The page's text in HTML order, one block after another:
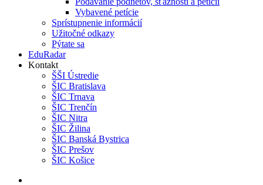
Vybavené petície
Sprístupnenie informácií
Užitočné odkazy
Pýtate sa
EduRadar
Kontakt
ŠŠI Ústredie
ŠIC Bratislava
ŠIC Trnava
ŠIC Trenčín
ŠIC Nitra
ŠIC Žilina
ŠIC Banská Bystrica
ŠIC Prešov
ŠIC Košice